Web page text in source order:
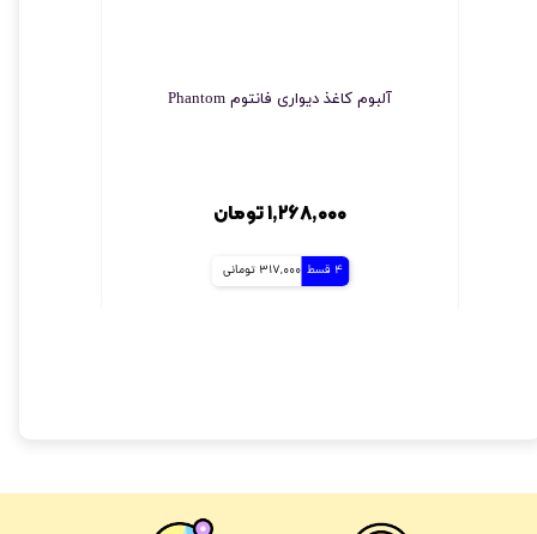
آلبوم کاغذ دیواری فانتوم Phantom
۱,۲۶۸,۰۰۰ تومان
4 قسط 317,000 تومانی